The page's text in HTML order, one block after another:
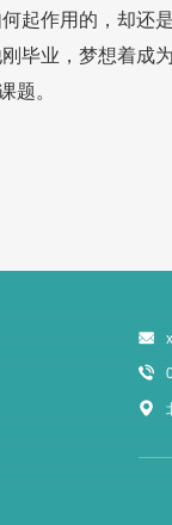
起作用的，却还是
毕业，梦想着成
题。